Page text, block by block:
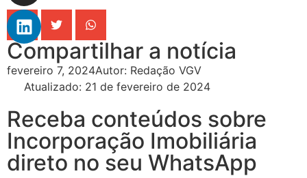
Compartilhar a notícia
fevereiro 7, 2024Autor: Redação VGV
Atualizado: 21 de fevereiro de 2024
Receba conteúdos sobre
Incorporação Imobiliária
direto no seu WhatsApp